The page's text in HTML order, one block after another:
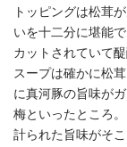
トッピングは松茸
いを十二分に堪能
カットされていて
スープは確かに松
に真河豚の旨味が
梅といったところ
計られた旨味がそこ